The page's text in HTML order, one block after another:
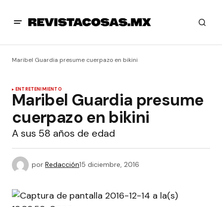
Maribel Guardia presume cuerpazo en bikini
ENTRETENIMIENTO
Maribel Guardia presume
cuerpazo en bikini
A sus 58 años de edad
por Redacción15 diciembre, 2016